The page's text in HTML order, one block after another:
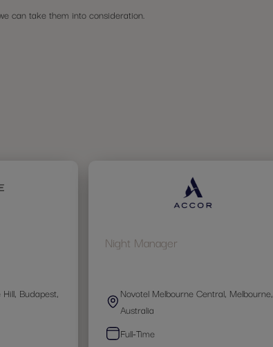
can take them into consideration.
Budapest,
Night Manager
Novotel Melbourne Central, Melbourne,
Australia
Full-Time